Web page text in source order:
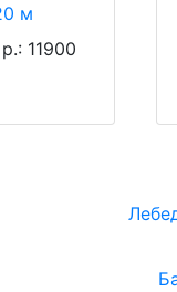
м
11900